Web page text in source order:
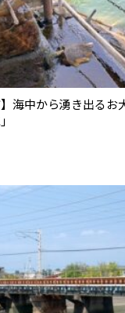
】海中から湧き出るお